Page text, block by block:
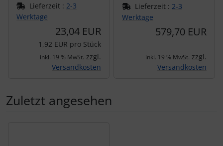
Lieferzeit : 2-3
Werktage
23,04 EUR
1,92 EUR pro Stück
inkl. 19 % MwSt. zzgl.
Versandkosten
Lieferzeit : 2-3
Werktage
579,70 EUR
inkl. 19 % MwSt. zzgl.
Versandkosten
Zuletzt angesehen